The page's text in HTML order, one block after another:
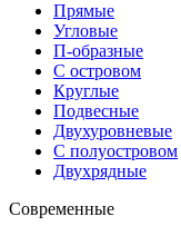
Прямые
Угловые
П-образные
С островом
Круглые
Подвесные
Двухуровневые
С полуостровом
Двухрядные
Современные